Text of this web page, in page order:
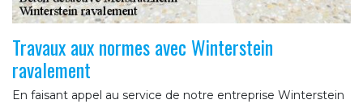
Travaux aux normes avec Winterstein
ravalement
En faisant appel au service de notre entreprise Winterstein